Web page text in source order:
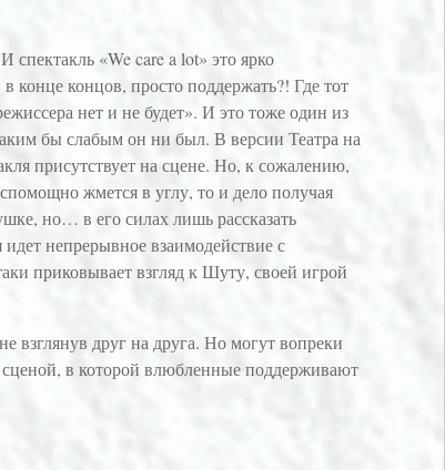
«We care a lot» это ярко
конце концов, просто поддержать?! Где тот
нет и не будет». И это тоже один из
бы слабым он ни был. В версии Театра на
присутствует на сцене. Но, к сожалению,
жмется в углу, то и дело получая
но… в его силах лишь рассказать
непрерывное взаимодействие с
приковывает взгляд к Шуту, своей игрой
друг на друга. Но могут вопреки
в которой влюбленные поддерживают